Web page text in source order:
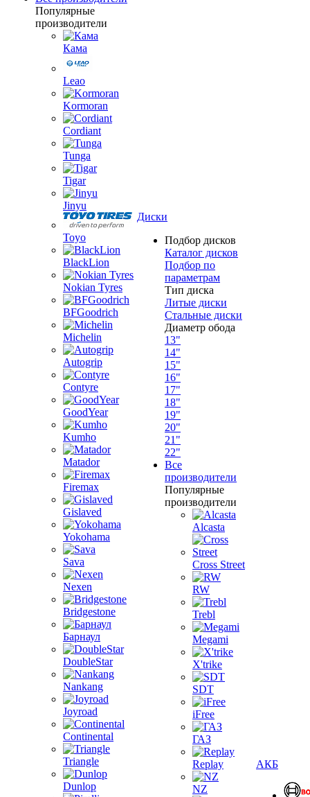
Популярные
производители
Кама
Leao
Kormoran
Cordiant
Tunga
Tigar
Jinyu
Toyo
BlackLion
Nokian Tyres
BFGoodrich
Michelin
Autogrip
Contyre
GoodYear
Kumho
Matador
Firemax
Gislaved
Yokohama
Sava
Nexen
Bridgestone
Барнаул
DoubleStar
Nankang
Joyroad
Continental
Triangle
Dunlop
Диски
Подбор дисков
Каталог дисков
Подбор по
параметрам
Тип диска
Литые диски
Стальные диски
Диаметр обода
13"
14"
15"
16"
17"
18"
19"
20"
21"
22"
Все
производители
Популярные
производители
Alcasta
Cross Street
RW
Trebl
Megami
X'trike
SDT
iFree
ГАЗ
Replay
NZ
АКБ